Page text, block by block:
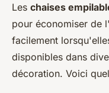
Les chaises
pour économiser de
facilement
disponibles dans
décoration. Voici